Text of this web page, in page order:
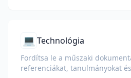
💻 Technológia
Fordítsa le a műszaki
referenciákat, tanulmányokat